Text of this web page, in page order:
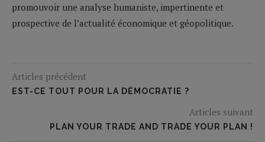
promouvoir une analyse humaniste, impertinente et
prospective de l’actualité économique et géopolitique.
Articles précédent
EST-CE TOUT POUR LA DÉMOCRATIE ?
Articles suivant
PLAN YOUR TRADE AND TRADE YOUR PLAN !